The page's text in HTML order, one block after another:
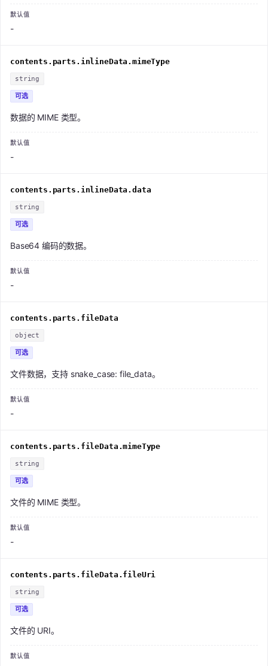
-
contents.parts.inlineData.mimeType
string
可选
-
数据的 MIME 类型。
contents.parts.inlineData.data
string
可选
-
Base64 编码的数据。
contents.parts.fileData
object
可选
-
文件数据，支持 snake_case: file_data。
contents.parts.fileData.mimeType
string
可选
-
文件的 MIME 类型。
contents.parts.fileData.fileUri
string
可选
文件的 URI。